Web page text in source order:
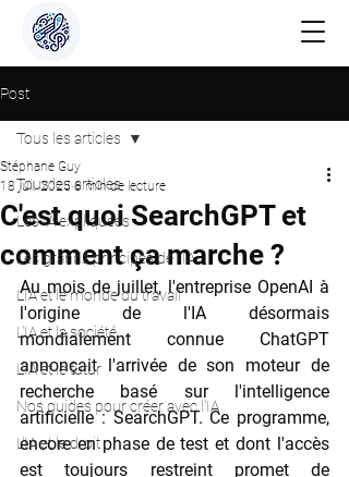
Post
Tous les articles
Les IA expliquées
Les grands principes de l'IA
L'IA et le monde du travail
L'IA et la société
L'IA et le futur
Nos guides pour créer avec l'IA
L'IA et le droit
Tous les articles
C'est quoi SearchGPT et
comment ça marche ?
Stéphane Guy
18 juil. 2025 6 min de lecture
Au mois de juillet, l'entreprise OpenAI à
l'origine de l'IA désormais
mondialement connue ChatGPT
annonçait l'arrivée de son moteur de
recherche basé sur l'intelligence
artificielle : SearchGPT. Ce programme,
encore en phase de test et dont l'accès
est toujours restreint promet de